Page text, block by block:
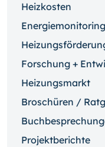
Heizkosten
Energiemonitoring
Forschung +
Heizungsmarkt
Broschüren /
Projektberichte